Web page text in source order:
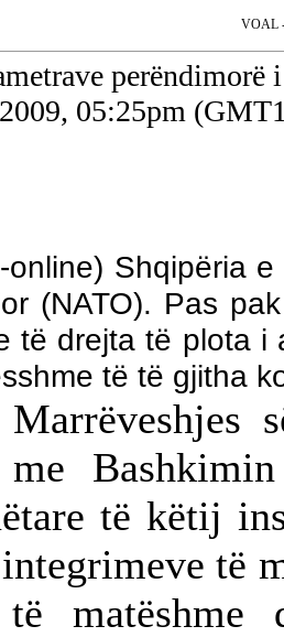
VOAL
05:25pm
online) Shqipëria
(NATO). Pas
të drejta të plota i
të të gjitha
me
të këtij
të
matëshme